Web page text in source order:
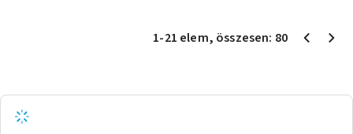
1-21 elem, összesen: 80